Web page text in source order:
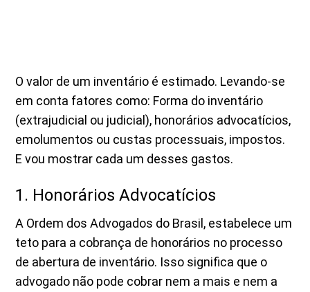
O valor de um inventário é estimado. Levando-se
em conta fatores como: Forma do inventário
(extrajudicial ou judicial), honorários advocatícios,
emolumentos ou custas processuais, impostos.
E vou mostrar cada um desses gastos.
1. Honorários Advocatícios
A Ordem dos Advogados do Brasil, estabelece um
teto para a cobrança de honorários no processo
de abertura de inventário. Isso significa que o
advogado não pode cobrar nem a mais e nem a